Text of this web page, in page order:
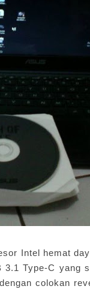
Intel hemat
Type-C yang
colokan